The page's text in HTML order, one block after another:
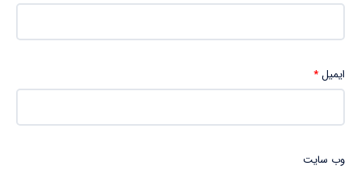
ایمیل*
وب‌ سایت